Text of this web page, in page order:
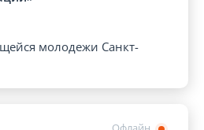
молодежи Санкт-